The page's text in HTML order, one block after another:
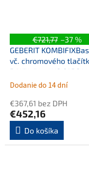
€721,77 –37 %
GEBERIT
vč. chromového
DELTA 51 + WC
CLEANON CARINA +
CA2
Dodanie do 14 dní
€367,61 bez DPH
€452,16
Do košíka